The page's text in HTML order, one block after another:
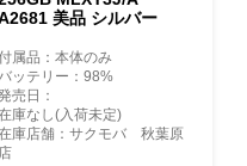
美品 シルバー
属品：本体のみ
バッテリー：98%
売日：
庫なし(入荷未定)
庫店舗：サクモバ 秋葉原
店